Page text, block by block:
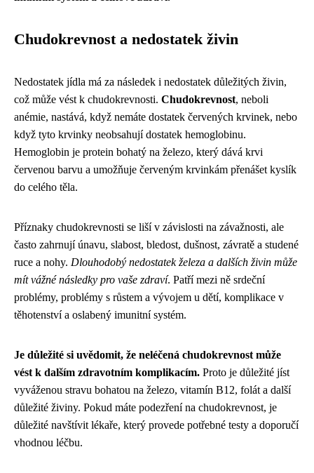
Chudokrevnost a nedostatek živin
Nedostatek jídla má za následek i nedostatek důležitých živin,
což může vést k chudokrevnosti. Chudokrevnost, neboli
anémie, nastává, když nemáte dostatek červených krvinek, nebo
když tyto krvinky neobsahují dostatek hemoglobinu.
Hemoglobin je protein bohatý na železo, který dává krvi
červenou barvu a umožňuje červeným krvinkám přenášet kyslík
do celého těla.
Příznaky chudokrevnosti se liší v závislosti na závažnosti, ale
často zahrnují únavu, slabost, bledost, dušnost, závratě a studené
ruce a nohy. Dlouhodobý nedostatek železa a dalších živin může
mít vážné následky pro vaše zdraví. Patří mezi ně srdeční
problémy, problémy s růstem a vývojem u dětí, komplikace v
těhotenství a oslabený imunitní systém.
Je důležité si uvědomit, že neléčená chudokrevnost může
vést k dalším zdravotním komplikacím. Proto je důležité jíst
vyváženou stravu bohatou na železo, vitamín B12, folát a další
důležité živiny. Pokud máte podezření na chudokrevnost, je
důležité navštívit lékaře, který provede potřebné testy a doporučí
vhodnou léčbu.